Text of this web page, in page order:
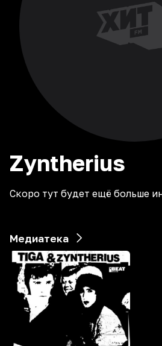
Zyntherius
Скоро тут будет ещё больше
Медиатека